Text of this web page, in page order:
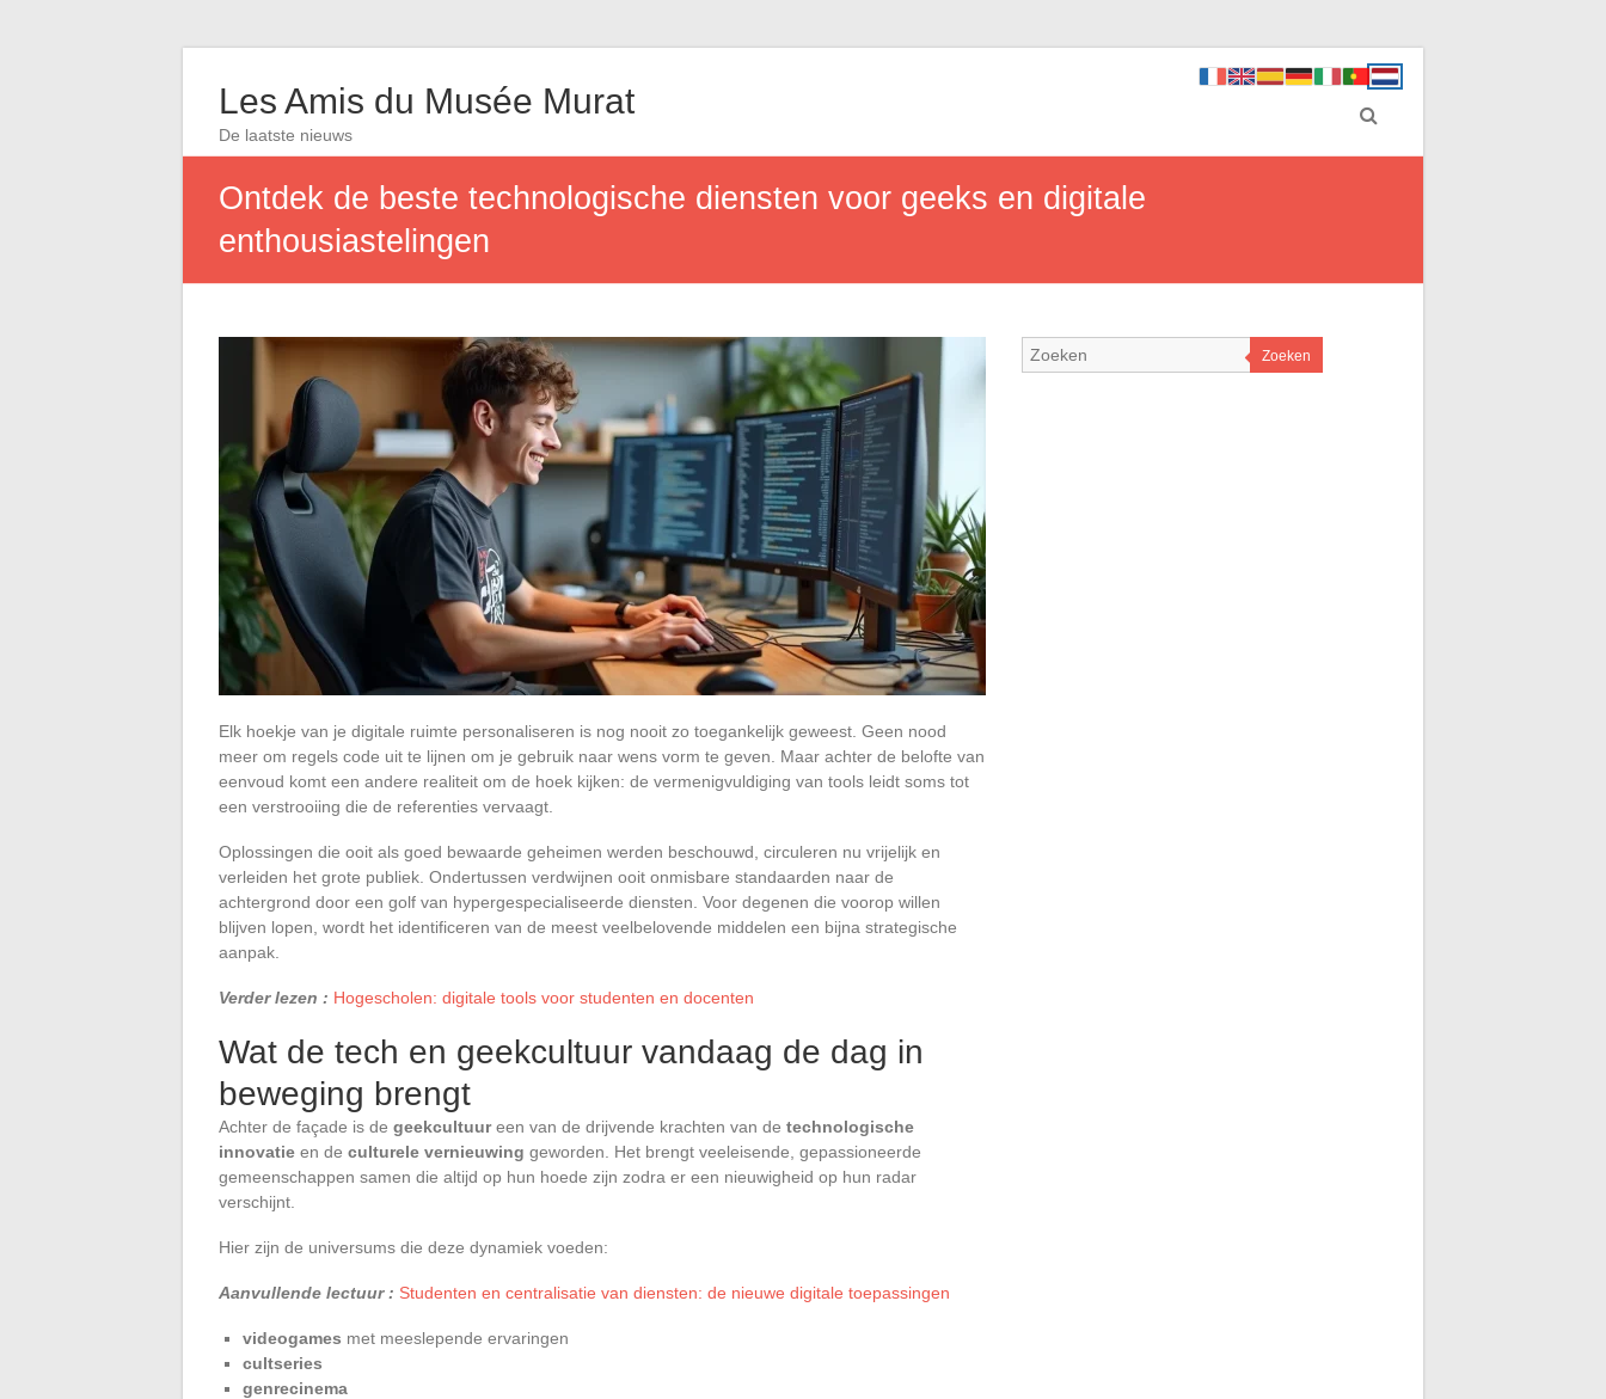
Les Amis du Musée Murat
De laatste nieuws
Ontdek de beste technologische diensten voor geeks en digitale
enthousiastelingen
Elk hoekje van je digitale ruimte personaliseren is nog nooit zo toegankelijk geweest. Geen nood
meer om regels code uit te lijnen om je gebruik naar wens vorm te geven. Maar achter de belofte van
eenvoud komt een andere realiteit om de hoek kijken: de vermenigvuldiging van tools leidt soms tot
een verstrooiing die de referenties vervaagt.
Oplossingen die ooit als goed bewaarde geheimen werden beschouwd, circuleren nu vrijelijk en
verleiden het grote publiek. Ondertussen verdwijnen ooit onmisbare standaarden naar de
achtergrond door een golf van hypergespecialiseerde diensten. Voor degenen die voorop willen
blijven lopen, wordt het identificeren van de meest veelbelovende middelen een bijna strategische
aanpak.
Verder lezen : Hogescholen: digitale tools voor studenten en docenten
Wat de tech en geekcultuur vandaag de dag in
beweging brengt
Achter de façade is de geekcultuureen van de drijvende krachten van de technologische
innovatie en de culturele vernieuwing geworden. Het brengt veeleisende, gepassioneerde
gemeenschappen samen die altijd op hun hoede zijn zodra er een nieuwigheid op hun radar
verschijnt.
Hier zijn de universums die deze dynamiek voeden:
Aanvullende lectuur : Studenten en centralisatie van diensten: de nieuwe digitale toepassingen
videogames met meeslepende ervaringen
cultseries
genrecinema
Zoeken